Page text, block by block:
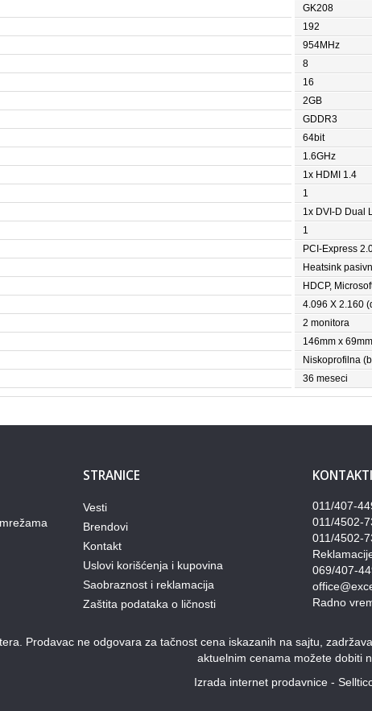
GK208
192
954MHz
8
16
2GB
GDDR3
64bit
1.6GHz
1x HDMI 1.4
1
1x DVI-D Dual
1
PCI-Express
Heatsink
HDCP,
4.096 X 2.160
2 monitora
146mm x
Niskoprofilna
36 meseci
STRANICE
Vesti
Brendovi
Kontakt
Uslovi korišćenja i kupovina
Saobraznost i reklamacija
Zaštita podataka o ličnosti
011/407-
011/4502-
011/4502-
069/407-
Radno
Prodavac ne odgovara za tačnost cena iskazanih na sajtu,
aktuelnim cenama možete dobiti
Izrada internet prodavnice -